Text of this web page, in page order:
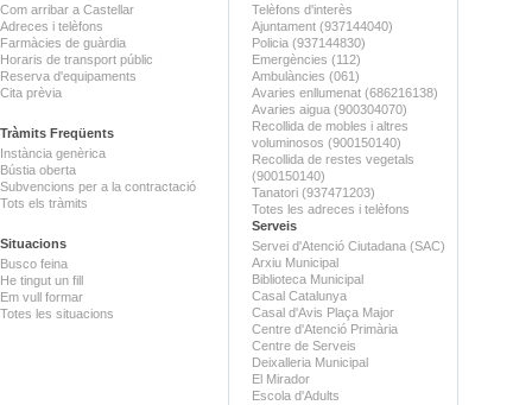
Com arribar a Castellar
Adreces i telèfons
Farmàcies de guàrdia
Horaris de transport públic
Reserva d'equipaments
Cita prèvia
Tràmits Freqüents
Instància genèrica
Bústia oberta
Subvencions per a la contractació
Tots els tràmits
Situacions
Busco feina
He tingut un fill
Em vull formar
Totes les situacions
Telèfons d'interès
Ajuntament (937144040)
Policia (937144830)
Emergències (112)
Ambulàncies (061)
Avaries enllumenat (686216138)
Avaries aigua (900304070)
Recollida de mobles i altres
voluminosos (900150140)
Recollida de restes vegetals
(900150140)
Tanatori (937471203)
Totes les adreces i telèfons
Serveis
Servei d'Atenció Ciutadana (SAC)
Arxiu Municipal
Biblioteca Municipal
Casal Catalunya
Casal d'Avis Plaça Major
Centre d'Atenció Primària
Centre de Serveis
Deixalleria Municipal
El Mirador
Escola d'Adults